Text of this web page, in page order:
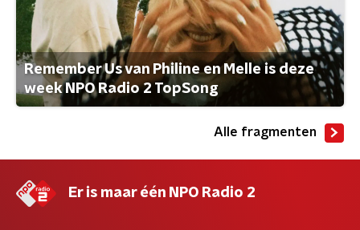
Remember Us van Philine en Melle is deze
week NPO Radio 2 TopSong
Alle fragmenten
Er is maar één NPO Radio 2